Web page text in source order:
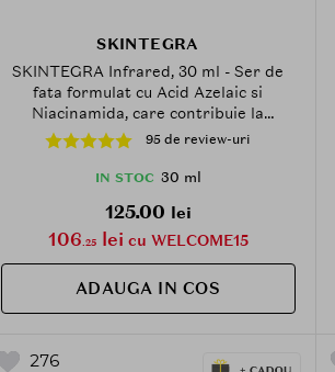
SKINTEGRA
SKINTEGRA Infrared, 30 ml - Ser de
fata formulat cu Acid Azelaic si
Niacinamida, care contribuie la
calmarea pielii si la hidratarea intensa
si la corectarea imperfectiunilor pielii
95 de review-uri
IN STOC 30 ml
125.00 lei
106.25lei cu WELCOME15
ADAUGA IN COS
276